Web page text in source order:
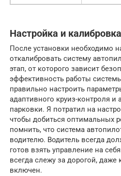
Настройка и
После установки необходимо
откалибровать систему
этап, от которого зависит
эффективность работы
правильно настроить
адаптивного круиз-контроля и
парковки. Я потратил на
чтобы добиться оптимальных
помнить, что система
водителю. Водитель всегда
готов взять управление на
всегда слежу за дорогой, даже
включен.